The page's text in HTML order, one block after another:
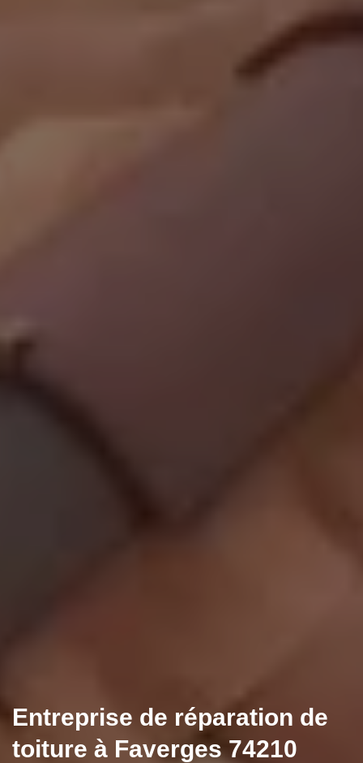
Entreprise de réparation de
toiture à Faverges 74210